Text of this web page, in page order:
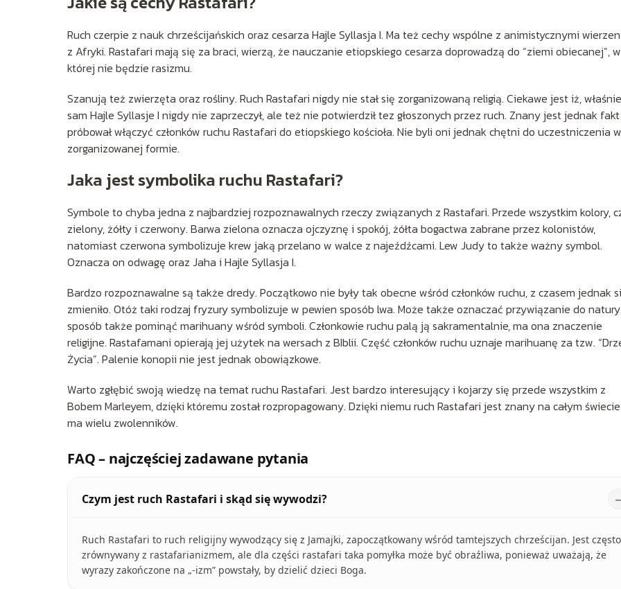
Ruch czerpie z nauk chrześcijańskich oraz cesarza Hajle Syllasja I. Ma też cechy wspólne z animistycznymi
z Afryki. Rastafari mają się za braci, wierzą, że nauczanie etiopskiego cesarza doprowadzą do “ziemi obiecanej”, w
której nie będzie rasizmu.
Szanują też zwierzęta oraz rośliny. Ruch Rastafari nigdy nie stał się zorganizowaną religią. Ciekawe jest iż, właśnie
sam Hajle Syllasje I nigdy nie zaprzeczył, ale też nie potwierdził tez głoszonych przez ruch. Znany jest jednak
próbował włączyć członków ruchu Rastafari do etiopskiego kościoła. Nie byli oni jednak chętni do uczestniczenia w
zorganizowanej formie.
Jaka jest symbolika ruchu Rastafari?
Symbole to chyba jedna z najbardziej rozpoznawalnych rzeczy związanych z Rastafari. Przede wszystkim kolory,
zielony, żółty i czerwony. Barwa zielona oznacza ojczyznę i spokój, żółta bogactwa zabrane przez kolonistów,
natomiast czerwona symbolizuje krew jaką przelano w walce z najeźdźcami. Lew Judy to także ważny symbol.
Oznacza on odwagę oraz Jaha i Hajle Syllasja I.
Bardzo rozpoznawalne są także dredy. Początkowo nie były tak obecne wśród członków ruchu, z czasem jednak
zmieniło. Otóż taki rodzaj fryzury symbolizuje w pewien sposób lwa. Może także oznaczać przywiązanie do
sposób także pominąć marihuany wśród symboli. Członkowie ruchu palą ją sakramentalnie, ma ona znaczenie
religijne. Rastafamani opierają jej użytek na wersach z BIblii. Część członków ruchu uznaje marihuanę za tzw.
Życia”. Palenie konopii nie jest jednak obowiązkowe.
Warto zgłębić swoją wiedzę na temat ruchu Rastafari. Jest bardzo interesujący i kojarzy się przede wszystkim z
Bobem Marleyem, dzięki któremu został rozpropagowany. Dzięki niemu ruch Rastafari jest znany na całym
ma wielu zwolenników.
FAQ – najczęściej zadawane pytania
Czym jest ruch Rastafari i skąd się wywodzi?
Ruch Rastafari to ruch religijny wywodzący się z Jamajki, zapoczątkowany wśród tamtejszych chrześcijan. Jest często
zrównywany z rastafarianizmem, ale dla części rastafari taka pomyłka może być obraźliwa, ponieważ uważają, że
wyrazy zakończone na „-izm” powstały, by dzielić dzieci Boga.